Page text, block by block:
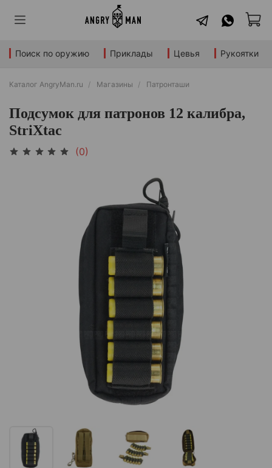
Поиск по оружию Приклады Цевья Рукоятки
Каталог AngryMan.ru Магазины Патронташи
Подсумок для патронов 12 калибра,
StriXtac
(0)